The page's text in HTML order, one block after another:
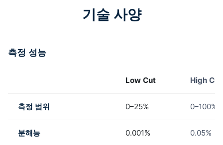
기술 사양
측정 성능
Low Cut High Cut
측정 범위 0–25% 0–100%
분해능 0.001% 0.05%